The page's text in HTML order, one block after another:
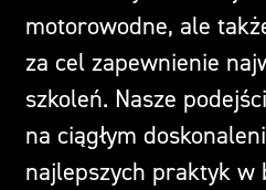
motorowodne, ale
za cel zapewnienie
szkoleń. Nasze
na ciągłym
najlepszych praktyk w